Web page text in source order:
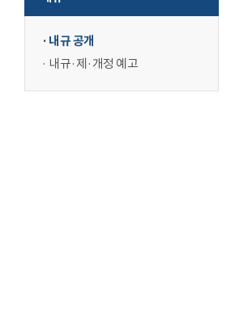
내규 공개
내규·제·개정 예고